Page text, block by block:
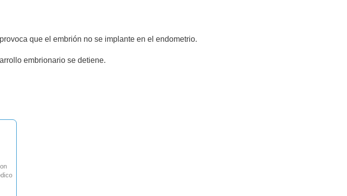
que el embrión no se implante en el endometrio.
embrionario se detiene.